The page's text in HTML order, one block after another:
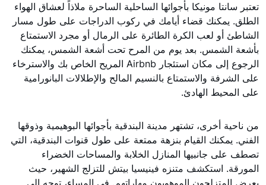
تعتبر سانتا مونيكا بأجوائها الساحلية الساحرة ملاذاً لعشاق الهواء
الطلق. يمكنك قضاء أيامك في ركوب الدراجات على طول مسار
الشاطئ أو لعب الكرة الطائرة على الرمال أو مجرد الاستمتاع
بأشعة الشمس. بعد يوم من المرح تحت أشعة الشمس، يمكنك
الرجوع إلى مكان استئجار Airbnb المريح الخاص بك والاسترخاء
على الشرفة والاستمتاع بالنسيم المالح والإطلالات البانورامية
على المحيط الهادئ.
من ناحية أخرى، تشتهر مدينة البندقية بأجوائها البوهيمية وذوقها
الفني. يمكنك القيام بنزهة ممتعة على طول قنوات البندقية، التي
تصطف على جانبيها المنازل الخلابة والمساحات الخضراء
المورقة. استكشف متنزه فينيسيا بيتش للتزلج الشهير، حيث
يعرض المتزلجون الموهوبون مهاراتهم. في المساء، توجه إلى